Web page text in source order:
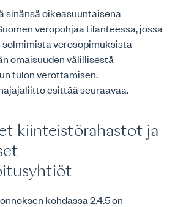
sinänsä oikeasuuntaisena
veropohjaa tilanteessa, jossa
solmimista verosopimuksista
omaisuuden välillisestä
tulon verottamisen.
esittää seuraavaa.
kiinteistörahastot ja
kohdassa 2.4.5 on